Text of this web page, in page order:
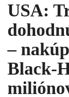
USA:
–
Black-